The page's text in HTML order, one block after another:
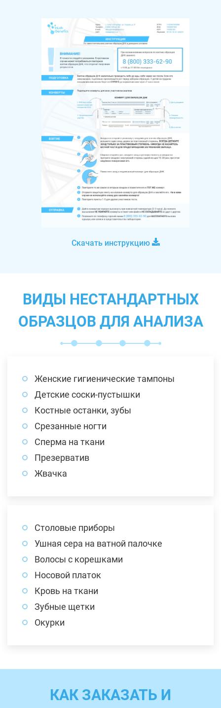
Скачать инструкцию
ВИДЫ НЕСТАНДАРТНЫХ
ОБРАЗЦОВ ДЛЯ АНАЛИЗА
Женские гигиенические тампоны
Детские соски-пустышки
Костные останки, зубы
Срезанные ногти
Сперма на ткани
Презерватив
Жвачка
Столовые приборы
Ушная сера на ватной палочке
Волосы с корешками
Носовой платок
Кровь на ткани
Зубные щетки
Окурки
КАК ЗАКАЗАТЬ И